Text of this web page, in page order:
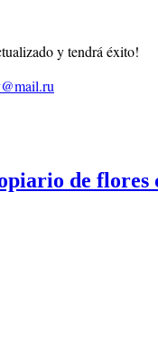
y tendrá éxito!
de flores